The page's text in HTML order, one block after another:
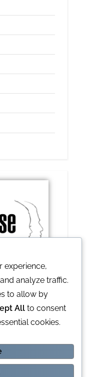
Claude 2021
experience,
analyze traffic.
to allow by
All to consent
cookies.